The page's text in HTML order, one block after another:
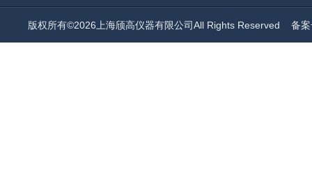
版权所有©2026上海颀高仪器有限公司All Rights Reserved 备